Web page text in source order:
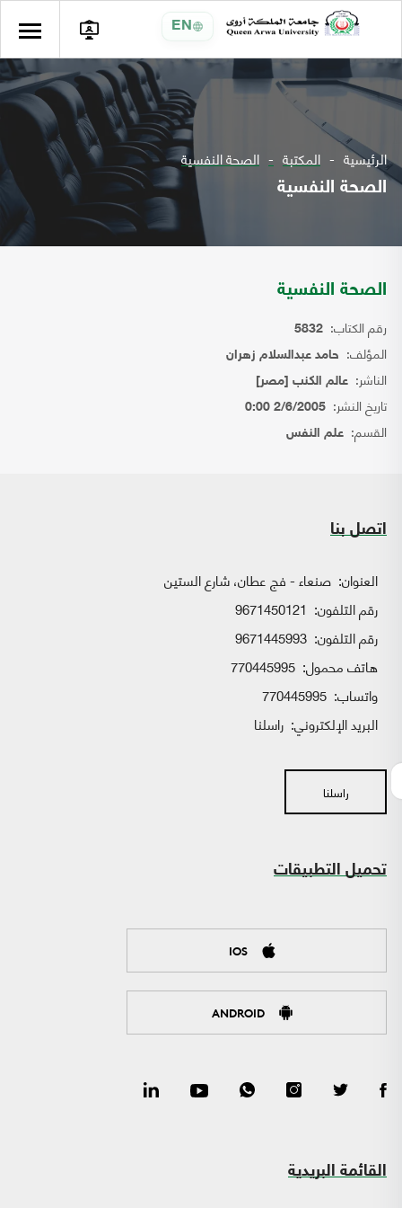
EN
الرئيسية المكتبة الصحة النفسية
الصحة النفسية
الصحة النفسية
رقم الكتاب: 5832
المؤلف: حامد عبدالسلام زهران
الناشر: عالم الكنب [مصر]
تاريخ النشر: 2/6/2005 0:00
القسم: علم النفس
اتصل بنا
العنوان: صنعاء - فج عطان، شارع الستين
رقم التلفون: 9671450121
رقم التلفون: 9671445993
هاتف محمول: 770445995
واتساب:
البريد الإلكتروني: راسلنا
راسلنا
تحميل التطبيقات
IOS
ANDROID
القائمة البريدية